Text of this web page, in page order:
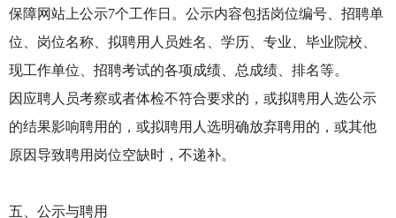
保障网站上公示7个工作日。公示内容包括岗位编号、招聘单
位、岗位名称、拟聘用人员姓名、学历、专业、毕业院校、
现工作单位、招聘考试的各项成绩、总成绩、排名等。
因应聘人员考察或者体检不符合要求的，或拟聘用人选公示
的结果影响聘用的，或拟聘用人选明确放弃聘用的，或其他
原因导致聘用岗位空缺时，不递补。
五、公示与聘用